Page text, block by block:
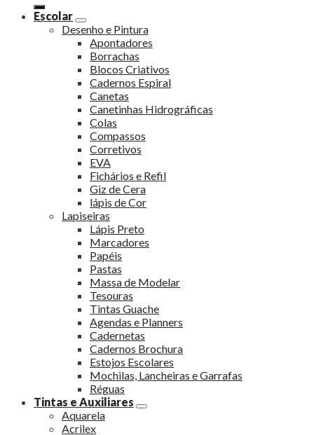
Escolar
Desenho e Pintura
Apontadores
Borrachas
Blocos Criativos
Cadernos Espiral
Canetas
Canetinhas Hidrográficas
Colas
Compassos
Corretivos
EVA
Fichários e Refil
Giz de Cera
lápis de Cor
Lapiseiras
Lápis Preto
Marcadores
Papéis
Pastas
Massa de Modelar
Tesouras
Tintas Guache
Agendas e Planners
Cadernetas
Cadernos Brochura
Estojos Escolares
Mochilas, Lancheiras e Garrafas
Réguas
Tintas e Auxiliares
Aquarela
Acrilex